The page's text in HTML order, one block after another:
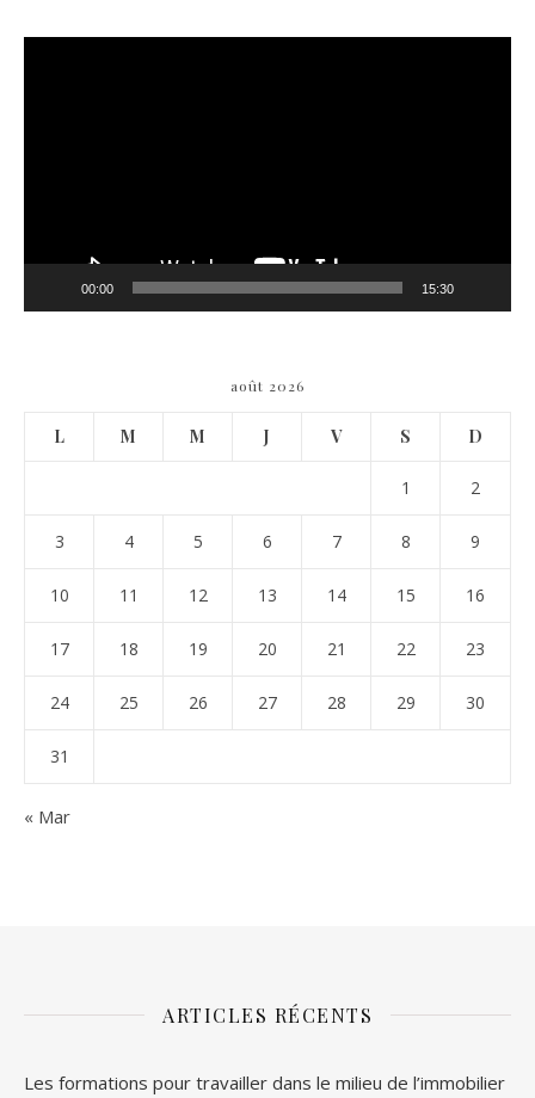
00:00 15:30
août 2026
L M M J V S D
1 2
3 4 5 6 7 8 9
10 11 12 13 14 15 16
17 18 19 20 21 22 23
24 25 26 27 28 29 30
31
« Mar
ARTICLES RÉCENTS
Les formations pour travailler dans le milieu de l’immobilier